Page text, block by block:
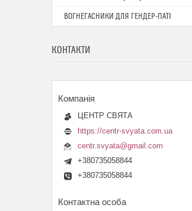
ВОГНЕГАСНИКИ ДЛЯ ГЕНДЕР-ПАТІ
КОНТАКТИ
ЦЕНТР СВЯТА
https://centr-svyata.com.ua
centr.svyata@gmail.com
+380735058844
+380735058844